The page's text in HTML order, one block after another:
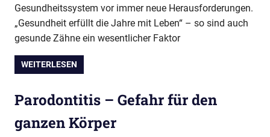
Gesundheitssystem vor immer neue Herausforderungen.
„Gesundheit erfüllt die Jahre mit Leben“ – so sind auch
gesunde Zähne ein wesentlicher Faktor
WEITERLESEN
Parodontitis – Gefahr für den
ganzen Körper